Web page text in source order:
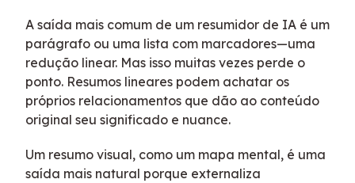
A saída mais comum de um resumidor de IA é um
parágrafo ou uma lista com marcadores—uma
redução linear. Mas isso muitas vezes perde o
ponto. Resumos lineares podem achatar os
próprios relacionamentos que dão ao conteúdo
original seu significado e nuance.
Um resumo visual, como um mapa mental, é uma
saída mais natural porque externaliza